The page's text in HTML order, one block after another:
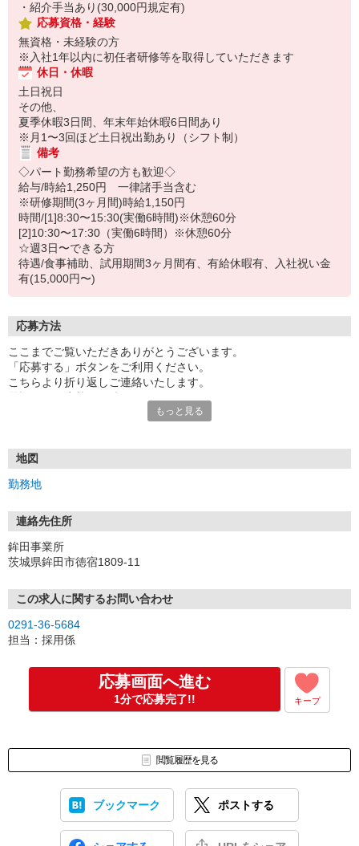
・紹介手当あり(30,000円規定有)
応募資格・経験
無資格・未経験の方
※入社1年以内に初任者研修等を取得していただきます
休日・休暇
土日祝日
その他、
夏季休暇3日間、年末年始休暇6日間あり
※月1〜3回ほど土日祝出勤あり（シフト制）
備考
◇パート勤務希望の方も歓迎◇
給与/時給1,250円 一律諸手当含む
※研修期間(3ヶ月間)時給1,150円
時間/[1]8:30〜15:30(実働6時間)※休憩60分
[2]10:30〜17:30（実働6時間）※休憩60分
☆週3日〜できる方
待遇/食事補助、試用期間3ヶ月間有、有給休暇有、入社祝い金
有(15,000円〜)
応募方法
ここまでご覧いただきありがとうございます。
「応募する」ボタンをご利用ください。
こちらより折り返しご連絡いたします。
面接時には履歴書（写真貼付）をお持ちください。
用をお願い致します。
もっと見る
地図
勤務地
連絡先住所
鉾田事業所
茨城県鉾田市徳宿1809-11
この求人に関するお問い合わせ
0291-36-5684
担当：採用係
応募画面へ進む
1分で応募完了!! キープ
閲覧履歴を見る
ブックマーク ポストする